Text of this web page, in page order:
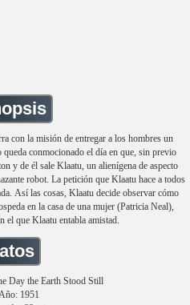
con la misión de entregar a los hombres un
conmocionado el día en que, sin previo
y de él sale Klaatu, un alienígena de aspecto
robot. La petición que Klaatu hace a todos
Así las cosas, Klaatu decide observar cómo
en la casa de una mujer (Patricia Neal),
el que Klaatu entabla amistad.
Day the Earth Stood Still
Año: 1951